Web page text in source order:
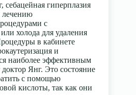
себацейная гиперплазия
лечению
с
холода для удаления
в кабинете
и
наиболее эффективным
Янг. Это состояние
с помощью
кислоты, так как они